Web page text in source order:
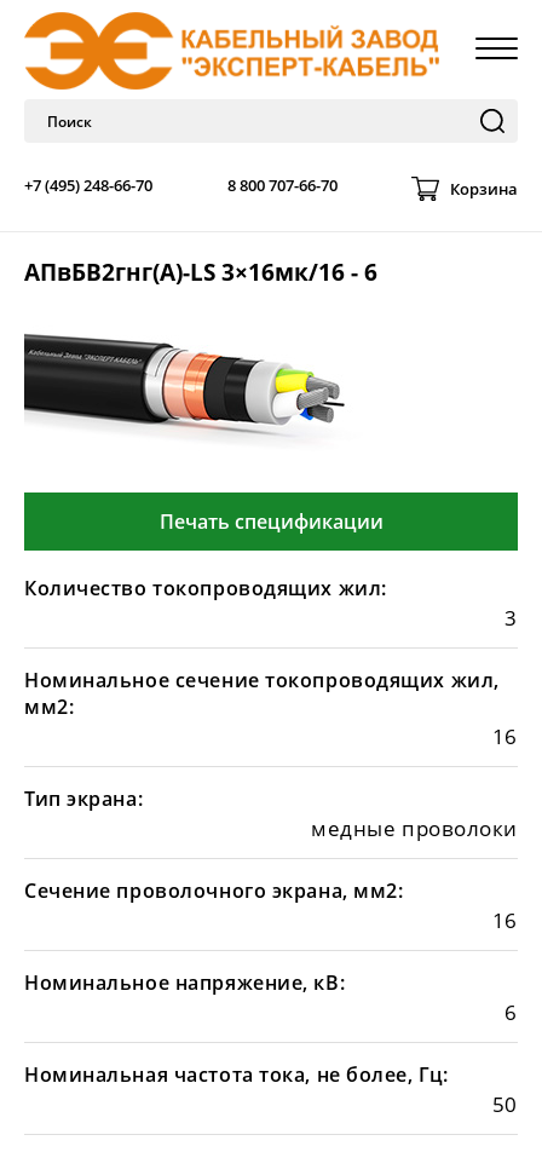
+7 (495) 248-66-70 8 800 707-66-70 Корзина
АПвБВ2гнг(А)-LS 3×16мк/16 - 6
Печать спецификации
Количество токопроводящих жил:
3
Номинальное сечение токопроводящих жил,
мм2:
16
Тип экрана:
медные проволоки
Сечение проволочного экрана, мм2:
16
Номинальное напряжение, кВ:
6
Номинальная частота тока, не более, Гц:
50